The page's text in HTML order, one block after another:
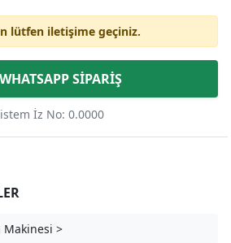
lütfen iletişime geçiniz.
WHATSAPP SİPARİŞ
İz No: 0.0000
Makinesi >